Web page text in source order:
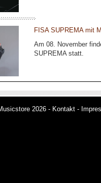
FISA SUPREMA mit
Am 08. November
SUPREMA statt.
2026 - Kontakt -